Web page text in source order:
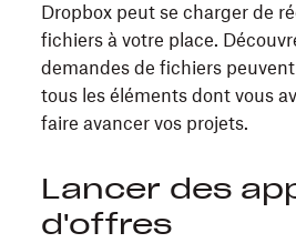
Dropbox peut se charger de
fichiers à votre place.
demandes de fichiers
tous les éléments dont vous
faire avancer vos projets.
Lancer des
d'offres